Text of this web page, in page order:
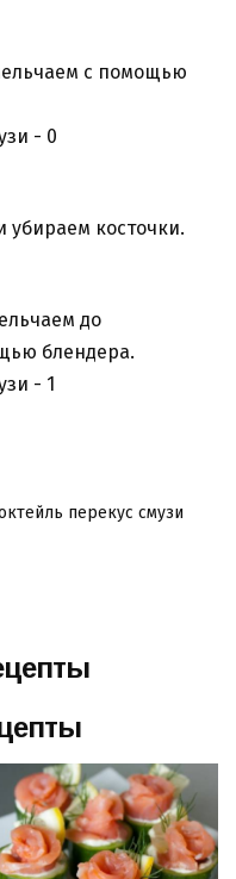
с помощью
косточки.
до
блендера.
перекус смузи